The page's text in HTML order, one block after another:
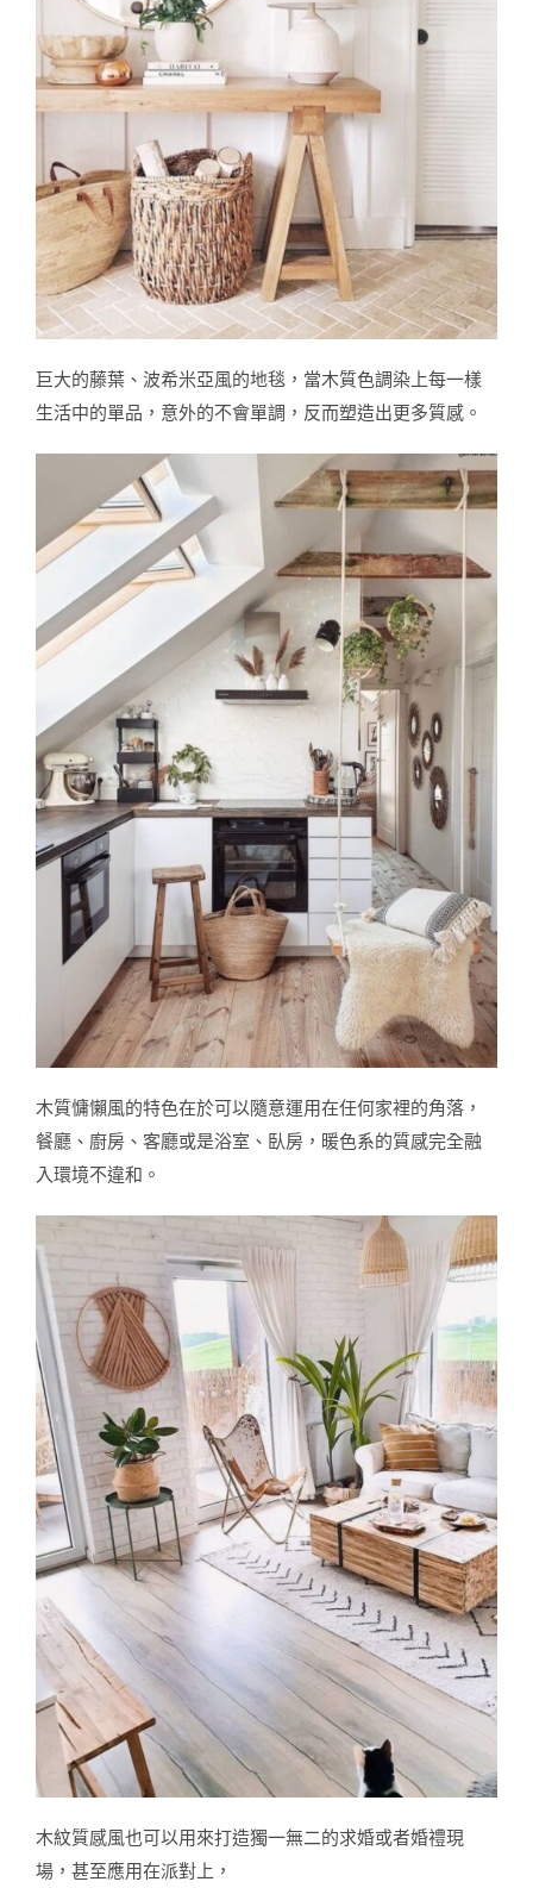
巨大的藤葉、波希米亞風的地毯，當木質色調染上每一樣
生活中的單品，意外的不會單調，反而塑造出更多質感。
木質慵懶風的特色在於可以隨意運用在任何家裡的角落，
餐廳、廚房、客廳或是浴室、臥房，暖色系的質感完全融
入環境不違和。
木紋質感風也可以用來打造獨一無二的求婚或者婚禮現
場，甚至應用在派對上，